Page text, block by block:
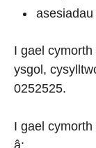
I gael
ysgol,
0252525.
I gael